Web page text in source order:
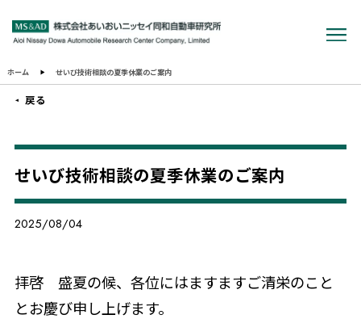
ホーム せいび技術相談の夏季休業のご案内
戻る
せいび技術相談の夏季休業のご案内
2025/08/04
拝啓 盛夏の候、各位にはますますご清栄のこと
とお慶び申し上げます。